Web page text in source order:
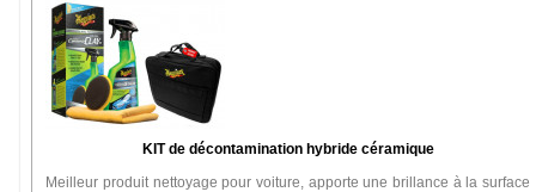
KIT de décontamination hybride céramique
Meilleur produit nettoyage pour voiture, apporte une brillance à la surface